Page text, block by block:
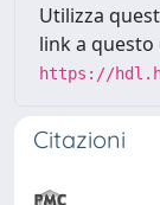
Utilizza
link a
https://
Citazioni